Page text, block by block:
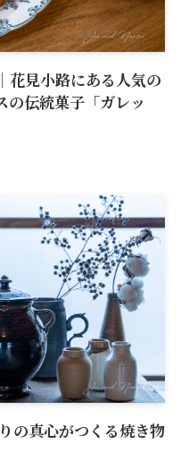
花見小路にある人気の
伝統菓子「ガレッ
の真心がつくる焼き物